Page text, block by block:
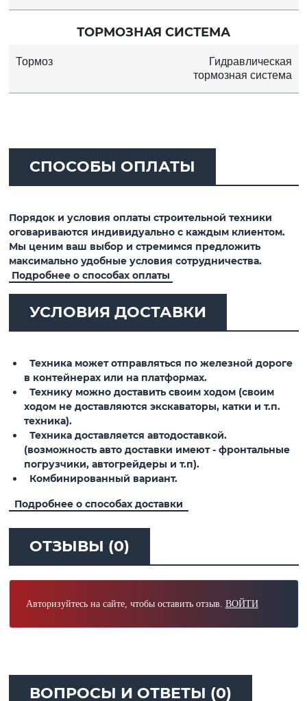
ТОРМОЗНАЯ СИСТЕМА
Тормоз
Гидравлическая
тормозная система
СПОСОБЫ ОПЛАТЫ
Порядок и условия оплаты строительной техники
оговариваются индивидуально с каждым клиентом.
Мы ценим ваш выбор и стремимся предложить
максимально удобные условия сотрудничества.
Подробнее о способах оплаты
УСЛОВИЯ ДОСТАВКИ
Техника может отправляться по железной дороге
в контейнерах или на платформах.
Технику можно доставить своим ходом (своим
ходом не доставляются экскаваторы, катки и т.п.
техника).
Техника доставляется автодоставкой.
(возможность авто доставки имеют - фронтальные
погрузчики, автогрейдеры и т.п).
Комбинированный вариант.
Подробнее о способах доставки
ОТЗЫВЫ (0)
Авторизуйтесь на сайте, чтобы оставить отзыв. ВОЙТИ
ВОПРОСЫ И ОТВЕТЫ (0)